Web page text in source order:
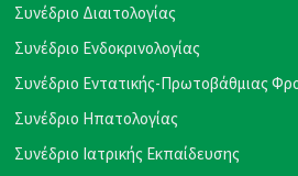
Συνέδριο Διαιτολογίας
Συνέδριο Ενδοκρινολογίας
Συνέδριο Εντατικής-Πρωτοβάθμιας
Συνέδριο Ηπατολογίας
Συνέδριο Ιατρικής Εκπαίδευσης